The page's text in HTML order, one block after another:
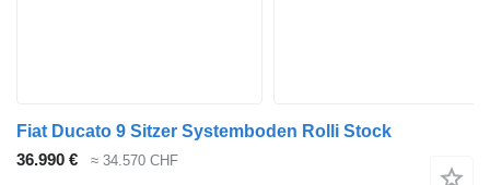
Fiat Ducato 9 Sitzer Systemboden Rolli Stock
36.990 €
≈ 34.570 CHF